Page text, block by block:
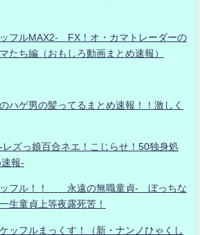
フルMAX2- FX！オ・カマトレーダーの
ち編（おもしろ動画まとめ速報）
ハゲ男の髪ってるまとめ速報！！激しく
ズっ娘百合ネエ！こじらせ！50独身処
報-
ッフル！！ 永遠の無職童貞- ぼっちな
生童貞上等夜露死苦！
ッフルまっくす！（新・ナンノひゃくし